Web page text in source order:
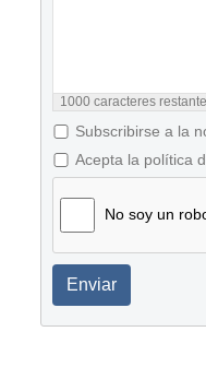
1000 caracteres
Subscribirse a la
Acepta la política
No soy un
Enviar